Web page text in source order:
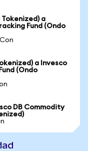
a
Fund (Ondo
a Invesco
(Ondo
DB Commodity